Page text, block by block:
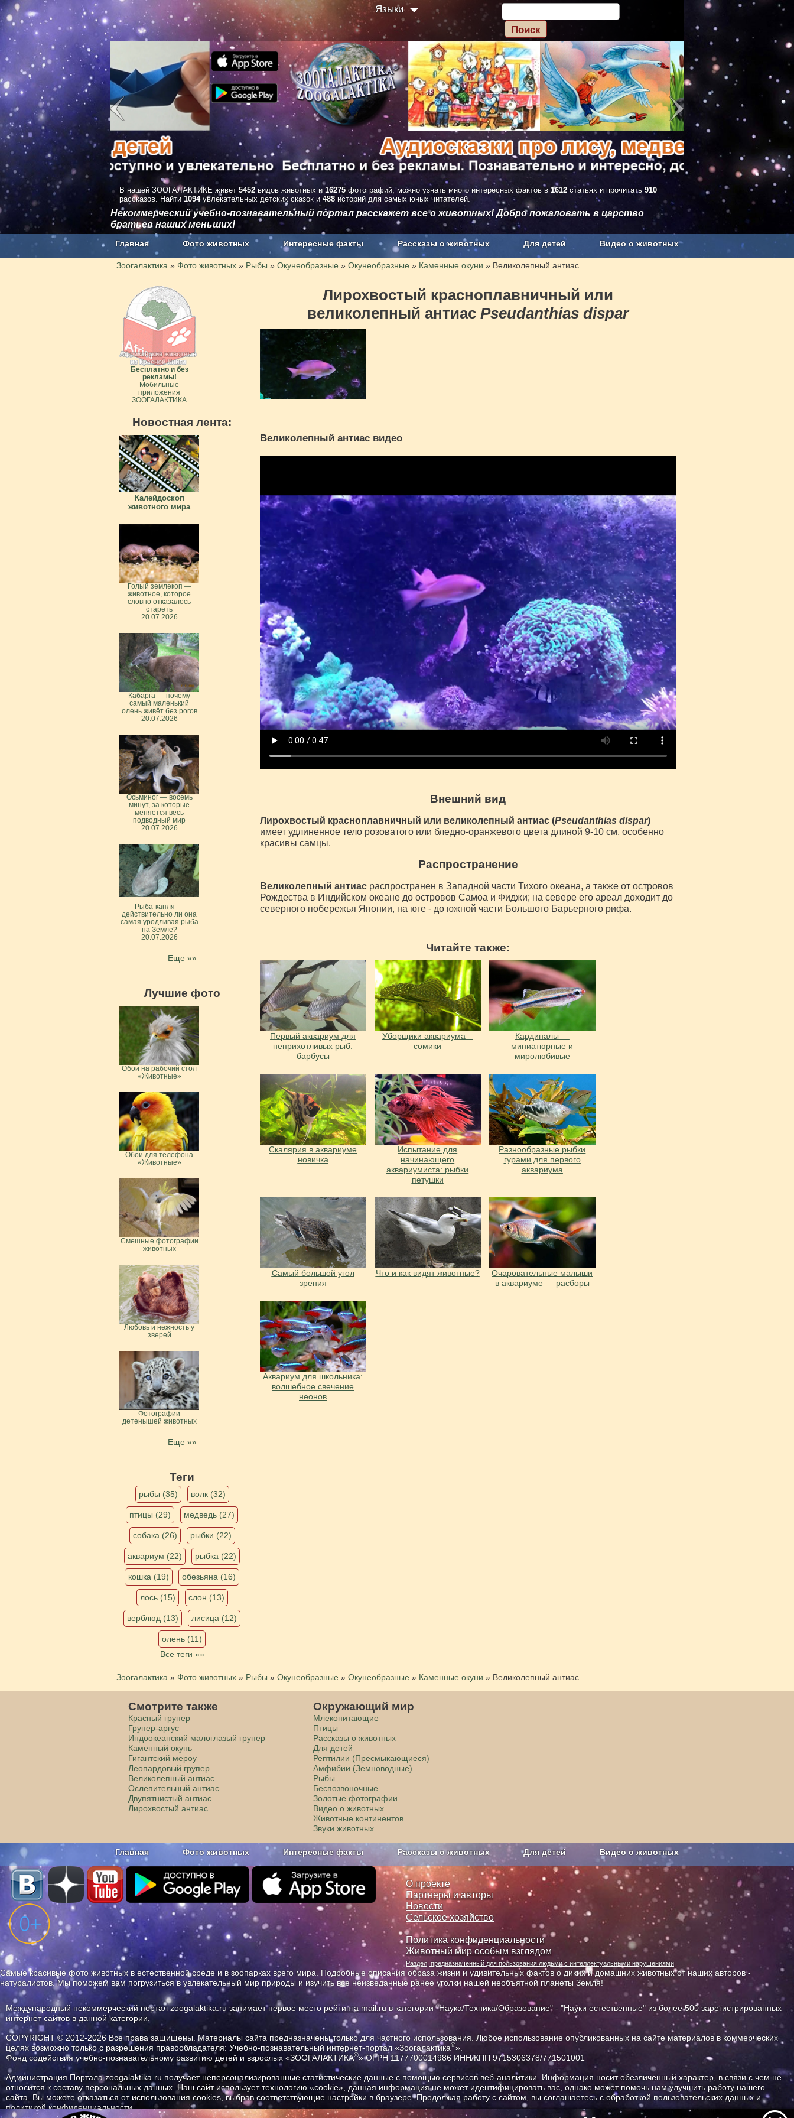
Языки
В нашей ЗООГАЛАКТИКЕ живет 5452 видов животных и 16275 фотографий, можно узнать много интересных фактов в 1612 статьях и прочитать 910
рассказов. Найти 1094увлекательных детских сказок и 488 историй для самых юных читателей.
Некоммерческий учебно-познавательный портал расскажет все о животных! Добро пожаловать в царство
братьев наших меньших!
Главная Фото животных Интересные факты Рассказы о животных Для детей Видео о животных
Наши приложения. Бесплатно и без рекламы О проекте
Зоогалактика » Фото животных » Рыбы » Окунеобразные » Окунеобразные » Каменные окуни » Великолепный антиас
Лирохвостый красноплавничный или
великолепный антиас Pseudanthias dispar
Великолепный антиас видео
Внешний вид
Лирохвостый красноплавничный или великолепный антиас (Pseudanthias dispar)
имеет удлиненное тело розоватого или бледно-оранжевого цвета длиной 9-10 см, особенно
красивы самцы.
Распространение
Великолепный антиасраспространен в Западной части Тихого океана, а также от островов
Рождества в Индийском океане до островов Самоа и Фиджи; на севере его ареал доходит до
северного побережья Японии, на юге - до южной части Большого Барьерного рифа.
Читайте также:
Первый аквариум для
неприхотливых рыб:
барбусы
Уборщики аквариума –
сомики
Кардиналы —
миниатюрные и
миролюбивые
Скалярия в аквариуме
новичка
Испытание для
начинающего
аквариумиста: рыбки
петушки
Разнообразные рыбки
гурами для первого
аквариума
Cамый большой угол
зрения
Что и как видят животные?
Очаровательные малыши
в аквариуме — расборы
Аквариум для школьника:
волшебное свечение
неонов
Бесплатно и без
рекламы!
Мобильные
приложения
ЗООГАЛАКТИКА
Новостная лента:
Калейдоскоп
животного мира
Голый землекоп —
животное, которое
словно отказалось
стареть
20.07.2026
Кабарга — почему
самый маленький
олень живёт без рогов
20.07.2026
Осьминог — восемь
минут, за которые
меняется весь
подводный мир
20.07.2026
Рыба-капля —
действительно ли она
самая уродливая рыба
на Земле?
20.07.2026
Еще »»
Лучшие фото
Обои на рабочий стол
«Животные»
Обои для телефона
«Животные»
Смешные фотографии
животных
Любовь и нежность у
зверей
Фотографии
детенышей животных
Еще »»
Теги
рыбы (35) волк (32)
птицы (29) медведь (27)
собака (26) рыбки (22)
аквариум (22) рыбка (22)
кошка (19) обезьяна (16)
лось (15) слон (13)
верблюд (13) лисица (12)
олень (11)
Все теги »»
Зоогалактика » Фото животных » Рыбы » Окунеобразные » Окунеобразные » Каменные окуни » Великолепный антиас
Смотрите также
Красный групер
Групер-аргус
Индоокеанский малоглазый групер
Каменный окунь
Гигантский мероу
Леопардовый групер
Великолепный антиас
Ослепительный антиас
Двупятнистый антиас
Лирохвостый антиас
Окружающий мир
Млекопитающие
Птицы
Рассказы о животных
Для детей
Рептилии (Пресмыкающиеся)
Амфибии (Земноводные)
Рыбы
Беспозвоночные
Золотые фотографии
Видео о животных
Животные континентов
Звуки животных
Главная Фото животных Интересные факты Рассказы о животных Для детей Видео о животных
Наши приложения. Бесплатно и без рекламы О проекте Сельское хозяйство
О проекте
Партнеры и авторы
Новости
Сельское хозяйство
Политика конфиденциальности
Животный мир особым взглядом
Раздел, предназначенный для пользования людьми с интеллектуальными нарушениями
Самые красивые фото животных в естественной среде и в зоопарках всего мира. Подробные описания образа жизни и удивительных фактов о диких и домашних животных от наших авторов -
натуралистов. Мы поможем вам погрузиться в увлекательный мир природы и изучить все неизведанные ранее уголки нашей необъятной планеты Земля!
Международный некоммерческий портал zoogalaktika.ru занимает первое место рейтинга mail.ru в категории "Наука/Техника/Образование" - "Науки естественные" из более 500 зарегистрированных
интернет сайтов в данной категории.
COPYRIGHT © 2012-2026 Все права защищены. Материалы сайта предназначены только для частного использования. Любое использование опубликованных на сайте материалов в коммерческих
целях возможно только с разрешения правообладателя: Учебно-познавательный интернет-портал «Зоогалактика®».
Фонд содействия учебно-познавательному развитию детей и взрослых «ЗООГАЛАКТИКА®» ОГРН 1177700014986 ИНН/КПП 9715306378/771501001
Администрация Порталаzoogalaktika.ru получает неперсонализированные статистические данные с помощью сервисов веб-аналитики. Информация носит обезличенный характер, в связи с чем не
относится к составу персональных данных. Наш сайт использует технологию «cookie», данная информация не может идентифицировать вас, однако может помочь нам улучшить работу нашего
сайта. Вы можете отказаться от использования cookies, выбрав соответствующие настройки в браузере. Продолжая работу с сайтом, вы соглашаетесь с обработкой пользовательских данных и
политикой конфиденциальности.